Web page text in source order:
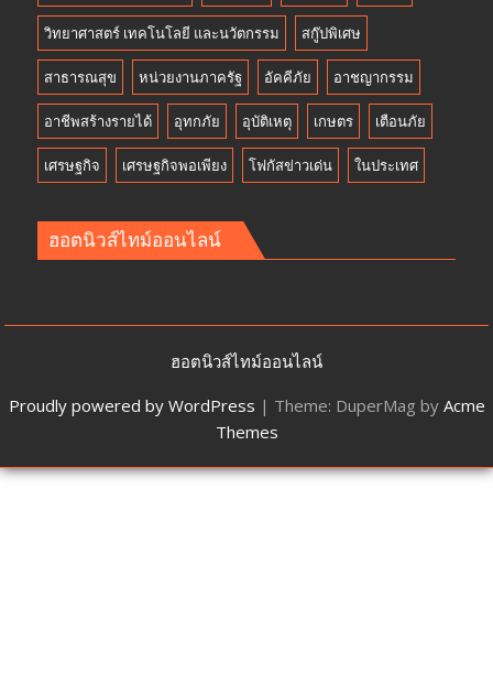
วิทยาศาสตร์ เทคโนโลยี และนวัตกรรม สกู๊ปพิเศษ
สาธารณสุข หน่วยงานภาครัฐ อัคคีภัย อาชญากรรม
อาชีพสร้างรายได้ อุทกภัย อุบัติเหตุ เกษตร เตือนภัย
เศรษฐกิจ เศรษฐกิจพอเพียง โฟกัสข่าวเด่น ในประเทศ
ฮอตนิวส์ไทม์ออนไลน์
ฮอตนิวส์ไทม์ออนไลน์
Proudly powered by WordPress | Theme: DuperMag by Acme
Themes